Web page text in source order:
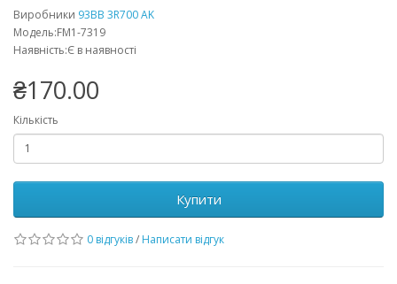
Виробники 93BB 3R700 AK
Модель:FM1-7319
Наявність:Є в наявності
₴170.00
Кількість
Купити
0 відгуків/ Написати відгук